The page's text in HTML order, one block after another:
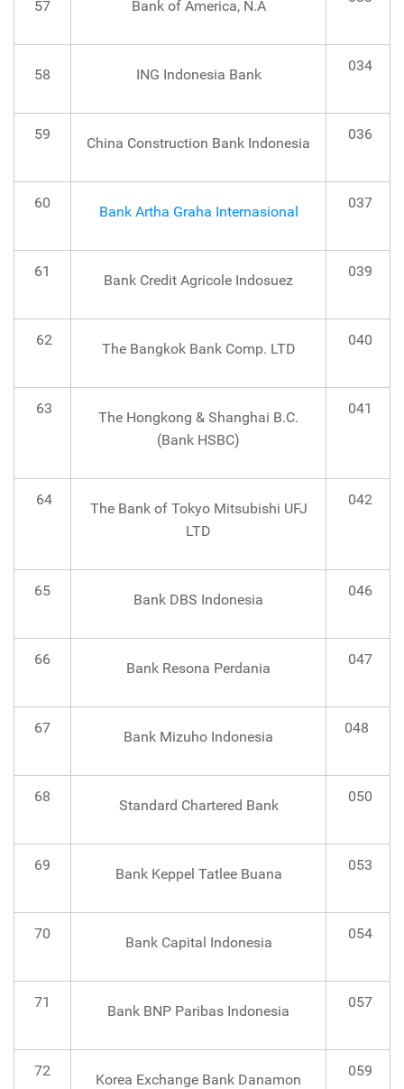
57 Bank of America, N.A
58 ING Indonesia Bank
034
59
China Construction Bank Indonesia
036
60
Bank Artha Graha Internasional
037
61
Bank Credit Agricole Indosuez
039
62
The Bangkok Bank Comp. LTD
040
63
The Hongkong & Shanghai B.C.
(Bank HSBC)
041
64
The Bank of Tokyo Mitsubishi UFJ
LTD
042
65
Bank DBS Indonesia
046
66
Bank Resona Perdania
047
67
Bank Mizuho Indonesia
048
68
Standard Chartered Bank
050
69
Bank Keppel Tatlee Buana
053
70
Bank Capital Indonesia
054
71
Bank BNP Paribas Indonesia
057
72
Korea Exchange Bank Danamon
059